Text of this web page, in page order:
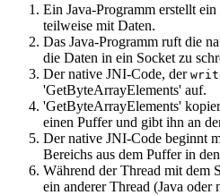
Ein Java-Programm erstellt
teilweise mit Daten.
Das Java-Programm ruft die
die Daten in ein Socket zu
Der native JNI-Code, der
'GetByteArrayElements' auf.
'GetByteArrayElements'
einen Puffer und gibt ihn an
Der native JNI-Code beginnt
Bereichs aus dem Puffer in
Während der Thread mit dem
ein anderer Thread (Java